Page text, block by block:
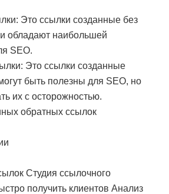
Это ссылки созданные без
обладают наибольшей
SEO.
Это ссылки созданные
быть полезны для SEO, но
их с осторожностью.
обратных ссылок
Студия ссылочного
получить клиентов Анализ